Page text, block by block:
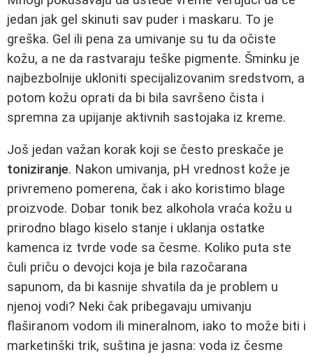
jedan jak gel skinuti sav puder i maskaru. To je
greška. Gel ili pena za umivanje su tu da očiste
kožu, a ne da rastvaraju teške pigmente. Šminku je
najbezbolnije ukloniti specijalizovanim sredstvom, a
potom kožu oprati da bi bila savršeno čista i
spremna za upijanje aktivnih sastojaka iz kreme.
Još jedan važan korak koji se često preskače je
toniziranje. Nakon umivanja, pH vrednost kože je
privremeno pomerena, čak i ako koristimo blage
proizvode. Dobar tonik bez alkohola vraća kožu u
prirodno blago kiselo stanje i uklanja ostatke
kamenca iz tvrde vode sa česme. Koliko puta ste
čuli priču o devojci koja je bila razočarana
sapunom, da bi kasnije shvatila da je problem u
njenoj vodi? Neki čak pribegavaju umivanju
flaširanom vodom ili mineralnom, iako to može biti i
marketinški trik, suština je jasna: voda iz česme